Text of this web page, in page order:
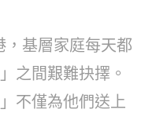
基層家庭每天都
之間艱難抉擇。
不僅為他們送上